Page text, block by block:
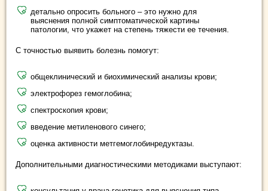
детально опросить больного – это нужно для
выяснения полной симптоматической картины
патологии, что укажет на степень тяжести ее течения.
С точностью выявить болезнь помогут:
общеклинический и биохимический анализы крови;
электрофорез гемоглобина;
спектроскопия крови;
введение метиленового синего;
оценка активности метгемоглобинредуктазы.
Дополнительными диагностическими методиками выступают: